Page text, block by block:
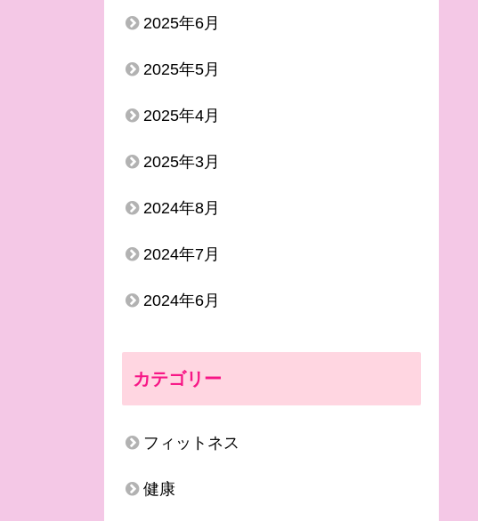
2025年6月
2025年5月
2025年4月
2025年3月
2024年8月
2024年7月
2024年6月
カテゴリー
フィットネス
健康